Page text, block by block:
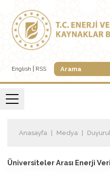
English RSS
Anasayfa Medya
Üniversiteler Arası Enerji